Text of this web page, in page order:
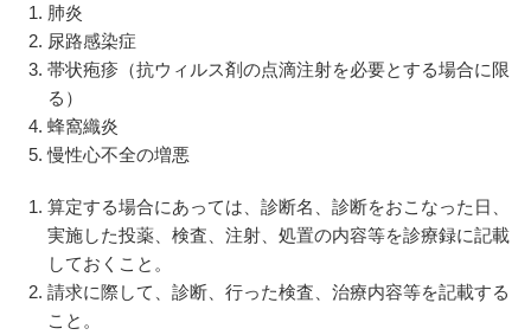
肺炎
尿路感染症
帯状疱疹（抗ウィルス剤の点滴注射を必要とする場合に限
る）
蜂窩織炎
慢性心不全の増悪
算定する場合にあっては、診断名、診断をおこなった日、
実施した投薬、検査、注射、処置の内容等を診療録に記載
しておくこと。
請求に際して、診断、行った検査、治療内容等を記載する
こと。